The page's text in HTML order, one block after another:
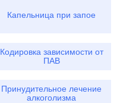
Капельница при запое
Кодировка зависимости от
ПАВ
Принудительное лечение
алкоголизма